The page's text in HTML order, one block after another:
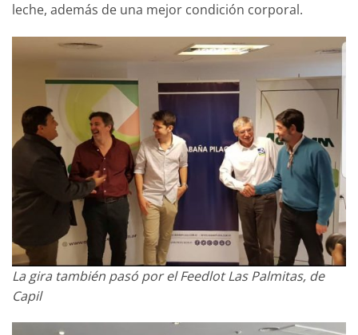
leche, además de una mejor condición corporal.
La gira también pasó por el Feedlot Las Palmitas, de
Capil